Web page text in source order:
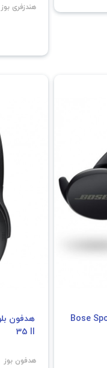
هندزفری بوز
35 II
هدفون بوز